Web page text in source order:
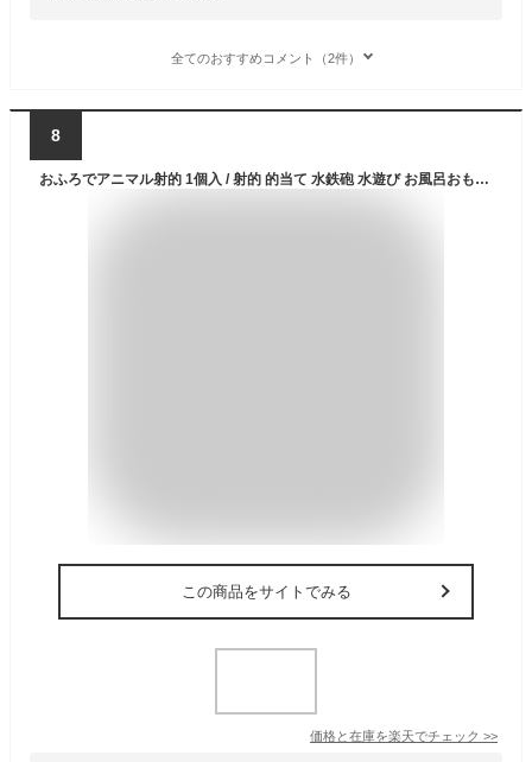
全てのおすすめコメント（2件）
8
おふろでアニマル射的 1個入 / 射的 的当て 水鉄砲 水遊び お風呂おもちゃ お風呂遊び プール バストイ レジャー おもちゃ 幼稚園 保育園 幼児 小学生 子供 おもちゃ 玩具 景品 イベント 景品 アーテック artec 【宅配便】
この商品をサイトでみる
価格と在庫を楽天でチェック >>